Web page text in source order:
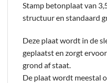
Stamp betonplaat van
structuur en standaard
Deze plaat wordt in de
geplaatst en zorgt
grond af staat.
De plaat wordt meestal